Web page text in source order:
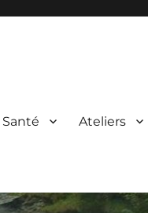
Santé Ateliers